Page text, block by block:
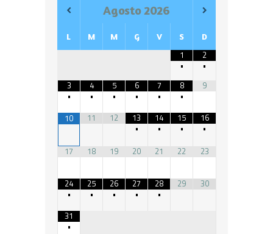
Agosto 2026
L M M G V S D
1
•
2
•
3
•
4
•
5
•
6
•
7
•
8
•
9
10 11 12
13
•
14
•
15
•
16
•
17
18 19 20 21 22 23
24
•
25
•
26
•
27
•
28
•
29 30
31
•